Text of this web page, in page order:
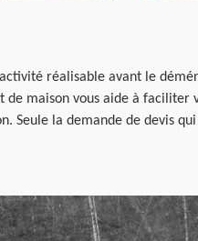
réalisable avant le
de maison vous aide à
Seule la demande de devis